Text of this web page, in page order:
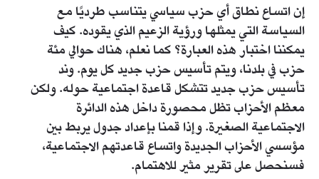
إن اتساع نطاق أي حزب سياسي يتناسب طرديًا مع
السياسة التي يمثلها ورؤية الزعيم الذي يقوده. كيف
يمكننا اختبار هذه العبارة؟ كما نعلم، هناك حوالي مئة
حزب في بلدنا، ويتم تأسيس حزب جديد كل يوم. وند
تأسيس حزب جديد تتشكل قاعدة اجتماعية حوله. ولكن
معظم الأحزاب تظل محصورة داخل هذه الدائرة
الاجتماعية الصغيرة. وإذا قمنا بإعداد جدول يربط بين
مؤسسي الأحزاب الجديدة واتساع قاعدتهم الاجتماعية،
فسنحصل على تقرير مثير للاهتمام.